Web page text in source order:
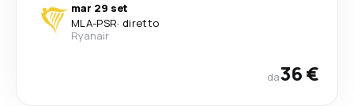
mar 29 set
MLA-PSR· diretto
Ryanair
da36 €